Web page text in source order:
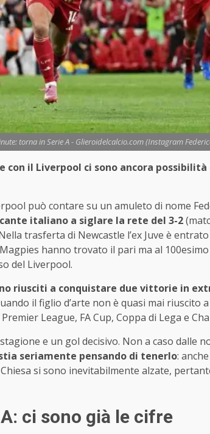
torna in Serie A - Glieroidelcalcio.com (Instagram
il Liverpool ci sono ancora possibilità
può contare su un amuleto di nome
italiano a siglare la rete del 3-2
trasferta di Newcastle l’ex Juve è
Magpies hanno trovato il pari ma al
del Liverpool.
riusciti a conquistare due vittorie in
il figlio d’arte non è quasi mai riuscito
League, FA Cup, Coppa di Lega e
e un gol decisivo. Non a caso dalle
seriamente pensando di tenerlo:
si sono inevitabilmente alzate,
ci sono già le cifre